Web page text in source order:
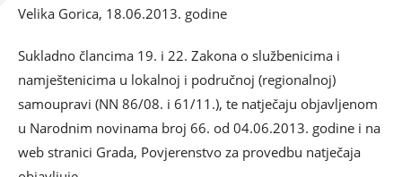
Velika Gorica, 18.06.2013. godine
Sukladno člancima 19. i 22. Zakona o službenicima i
namještenicima u lokalnoj i područnoj (regionalnoj)
samoupravi (NN 86/08. i 61/11.), te natječaju objavljenom
u Narodnim novinama broj 66. od 04.06.2013. godine i na
web stranici Grada, Povjerenstvo za provedbu natječaja